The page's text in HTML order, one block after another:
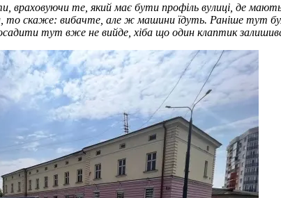
враховуючи те, який має бути профіль вулиці, де
то скаже: вибачте, але ж машини їдуть. Раніше тут
тут вже не вийде, хіба що один клаптик